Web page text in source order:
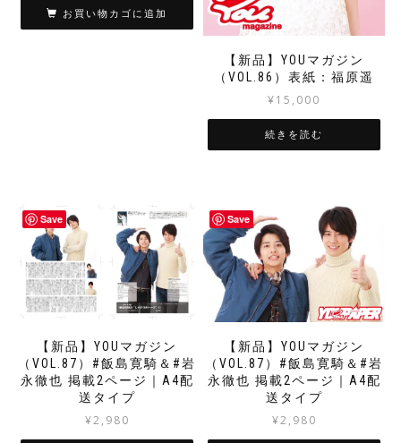
お買い物カゴに追加
【新品】YOUマガジン
（VOL.86）表紙：福原遥
¥15,000
続きを読む
Save
【新品】YOUマガジン
（VOL.87）#飯島寛騎＆#岩
永徹也 掲載2ページ｜A4配
送タイプ
¥2,980
Save
【新品】YOUマガジン
（VOL.87）#飯島寛騎＆#岩
永徹也 掲載2ページ｜A4配
送タイプ
¥2,980